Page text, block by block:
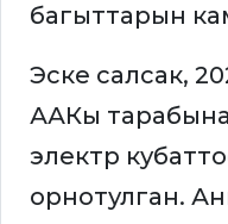
багыттарын
Эске салсак,
ААКы
электр
орнотулган.